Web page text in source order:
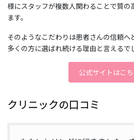
様にスタッフが複数人関わることで質の
ます。
そのようなこだわりは患者さんの信頼へ
多くの方に選ばれ続ける理由と言えるで
公式サイトはこ
クリニックの口コミ